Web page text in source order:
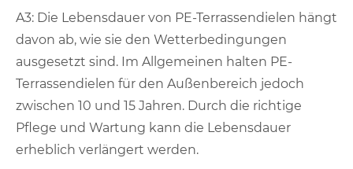
A3: Die Lebensdauer von PE-Terrassendielen hängt
davon ab, wie sie den Wetterbedingungen
ausgesetzt sind. Im Allgemeinen halten PE-
Terrassendielen für den Außenbereich jedoch
zwischen 10 und 15 Jahren. Durch die richtige
Pflege und Wartung kann die Lebensdauer
erheblich verlängert werden.